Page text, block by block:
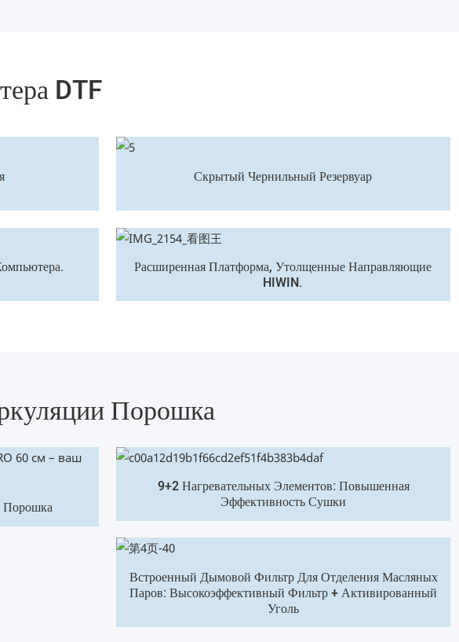
DTF
Скрытый Чернильный Резервуар
Расширенная Платформа, Утолщенные Направляющие
HIWIN.
Порошка
Порошка
9+2 Нагревательных Элементов: Повышенная
Эффективность Сушки
Встроенный Дымовой Фильтр Для Отделения Масляных
Паров: Высокоэффективный Фильтр + Активированный
Уголь